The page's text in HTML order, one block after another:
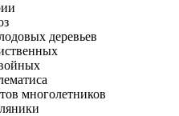
деревьев
многолетников